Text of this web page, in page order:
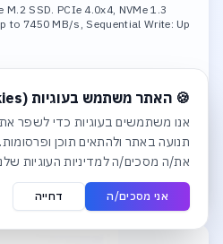
M.2 SSD. PCIe 4.0x4, NVMe 1.3
to 7450 MB/s, Sequential Write: Up
לפרטים
הוסף לסל
חלונית עוגיות נפתחה אוטומטית.
🍪 האתר משתמש בעוגיות (Cookies)
אנו משתמשים בעוגיות כדי לשפר
תנועה באתר ולהתאים תוכן
את/ה מסכים/ה למדיניות העוגיות
אני מסכים/ה דחייה